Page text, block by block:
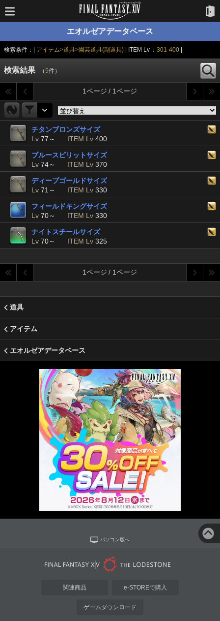
エオルゼアデータベース
検索条件：| アイテム>道具>園芸道具(副道具) | ITEM Lv ：301-400
検索結果 （5件）
1ページ / 1ページ
チタンブロンズサイズ
Lv 77～ ITEM Lv 400
ブルースピリットサイズ
Lv 74～ ITEM Lv 370
ディープゴールドサイズ
Lv 71～ ITEM Lv 330
フィールドキングサイズ
Lv 70～ ITEM Lv 330
ナイトスチールサイズ
Lv 70～ ITEM Lv 325
1ページ / 1ページ
道具
アイテム
エオルゼアデータベース
パソコン版へ
関連商品 e-STOREで購入
ゲームダウンロード